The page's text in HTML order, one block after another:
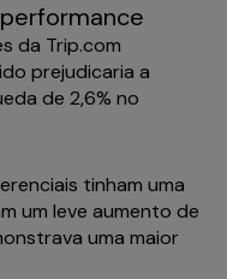
da Trip.com
prejudicaria a
de 2,6% no
tinham uma
um leve aumento de
uma maior